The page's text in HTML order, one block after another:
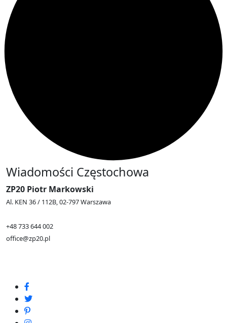
Wiadomości Częstochowa
ZP20 Piotr Markowski
Al. KEN 36 / 112B, 02-797 Warszawa
+48 733 644 002
office@zp20.pl